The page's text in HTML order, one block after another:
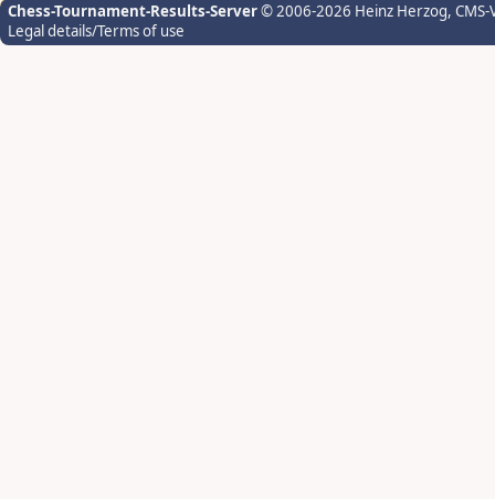
Chess-Tournament-Results-Server© 2006-2026 Heinz Herzog,
Legal details/Terms of use